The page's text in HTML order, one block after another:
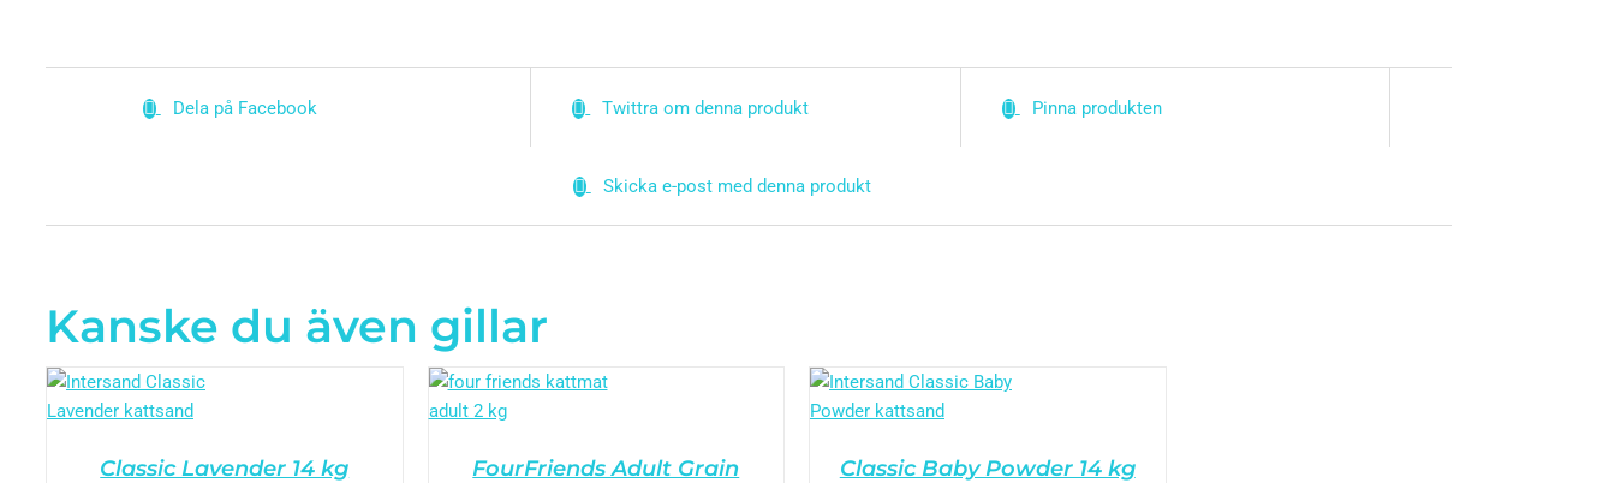
Dela på Facebook Twittra om denna produkt Pinna produkten
Skicka e-post med denna produkt
Kanske du även gillar
Classic Lavender 14 kg
FourFriends Adult Grain
Classic Baby Powder 14 kg